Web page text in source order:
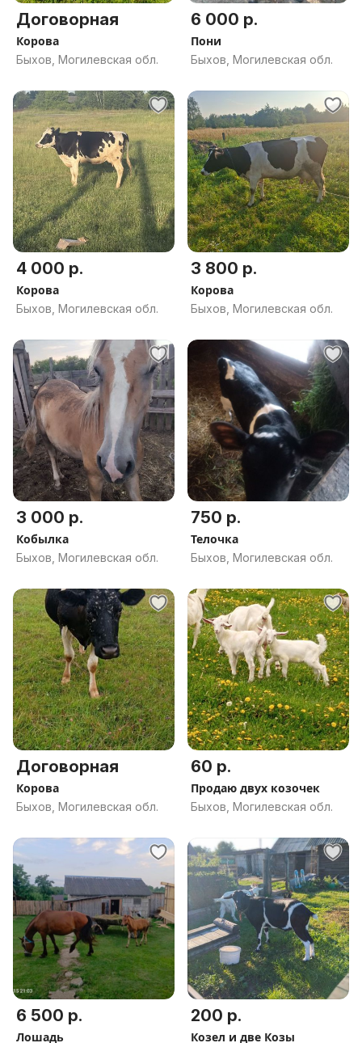
Договорная
Корова
Быхов, Могилевская обл.
6 000 р.
Пони
Быхов, Могилевская обл.
4 000 р.
Корова
Быхов, Могилевская обл.
3 800 р.
Корова
Быхов, Могилевская обл.
3 000 р.
Кобылка
Быхов, Могилевская обл.
750 р.
Телочка
Быхов, Могилевская обл.
Договорная
Корова
Быхов, Могилевская обл.
60 р.
Продаю двух козочек
Быхов, Могилевская обл.
6 500 р.
Лошадь
200 р.
Козел и две Козы